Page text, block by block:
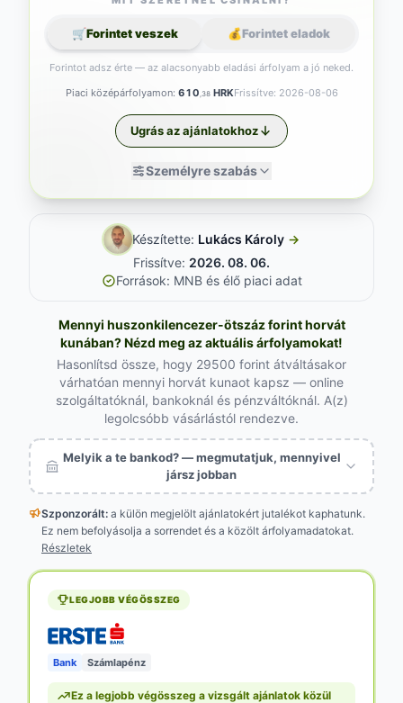
Piaci középárfolyamon: 610 ,38HRKFrissítve: 2026-08-06
Személyre szabás
🛒Forintet veszek 💰Forintet eladok
Forintot adsz érte — az alacsonyabb eladási árfolyam a jó neked.
Ugrás az ajánlatokhoz
Készítette: Lukács Károly →
Frissítve: 2026. 08. 06.
Források: MNB és élő piaci adat
Mennyi huszonkilencezer-ötszáz forint horvát
kunában? Nézd meg az aktuális árfolyamokat!
Hasonlítsd össze, hogy 29500 forint átváltásakor
várhatóan mennyi horvát kunaot kapsz — online
szolgáltatóknál, bankoknál és pénzváltóknál. A(z)
legolcsóbb vásárlástól rendezve.
Melyik a te bankod? — megmutatjuk, mennyivel
jársz jobban
Szponzorált: a külön megjelölt ajánlatokért jutalékot kaphatunk.
Ez nem befolyásolja a sorrendet és a közölt árfolyamadatokat.
Részletek
LEGJOBB VÉGÖSSZEG
Bank Számlapénz
Ez a legjobb végösszeg a vizsgált ajánlatok közül